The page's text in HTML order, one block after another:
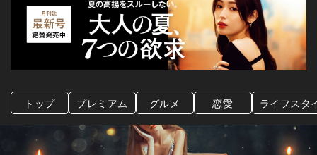
トップ プレミアム グルメ 恋愛 ライフスタ